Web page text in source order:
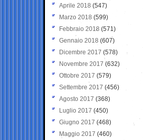
Aprile 2018 (547)
Marzo 2018 (599)
Febbraio 2018 (571)
Gennaio 2018 (607)
Dicembre 2017 (578)
Novembre 2017 (632)
Ottobre 2017 (579)
Settembre 2017 (456)
Agosto 2017 (368)
Luglio 2017 (450)
Giugno 2017 (468)
Maggio 2017 (460)